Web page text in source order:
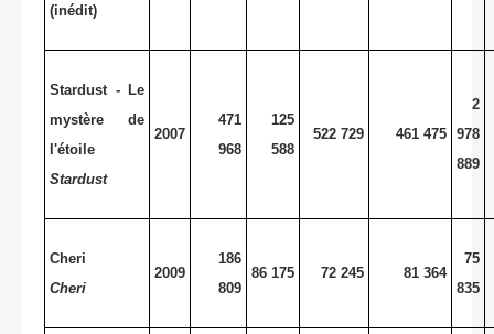
(inédit)
Stardust - Le
mystère de
l'étoile
Stardust
2007
471
968
125
588
522 729 461 475
2
978
889
Cheri
Cheri
2009
186
809
86 175 72 245 81 364
75
835